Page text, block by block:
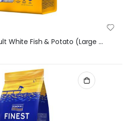
Fish4Dogs Finest Adult White Fish & Potato (Large Bites) 1,5Kg